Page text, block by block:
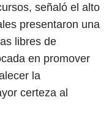
señaló el alto
presentaron una
libres de
en promover
la
certeza al